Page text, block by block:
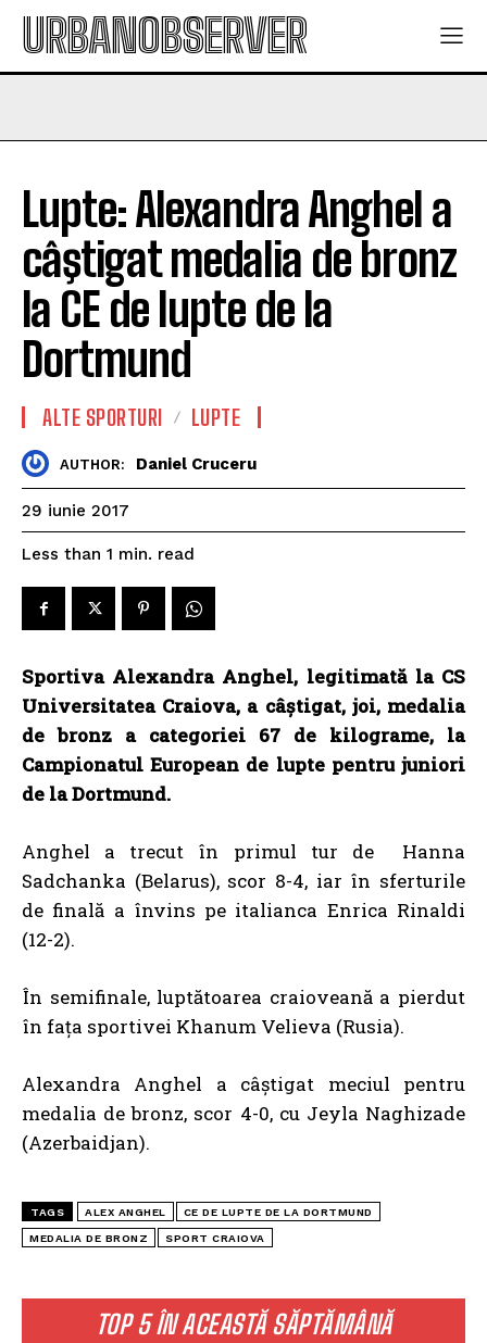
URBANOBSERVER
TOP 5 ÎN ACEASTĂ SĂPTĂMÂNĂ
Lupte: Alexandra Anghel a
câştigat medalia de bronz
la CE de lupte de la
Dortmund
ALTE SPORTURI LUPTE
AUTHOR: Daniel Cruceru
29 iunie 2017
Less than 1 min. read
Sportiva Alexandra Anghel, legitimată la CS
Universitatea Craiova, a câştigat, joi, medalia
de bronz a categoriei 67 de kilograme, la
Campionatul European de lupte pentru juniori
de la Dortmund.
Anghel a trecut în primul tur de Hanna
Sadchanka (Belarus), scor 8-4, iar în sferturile
de finală a învins pe italianca Enrica Rinaldi
(12-2).
În semifinale, luptătoarea craioveană a pierdut
în fața sportivei Khanum Velieva (Rusia).
Alexandra Anghel a câștigat meciul pentru
medalia de bronz, scor 4-0, cu Jeyla Naghizade
(Azerbaidjan).
TAGS ALEX ANGHEL CE DE LUPTE DE LA DORTMUND
MEDALIA DE BRONZ SPORT CRAIOVA